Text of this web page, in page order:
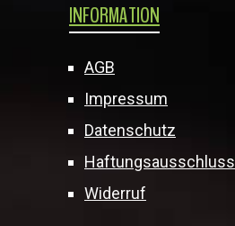
INFORMATION
AGB
Impressum
Datenschutz
Haftungsausschluss
Widerruf